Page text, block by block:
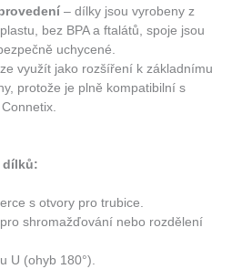
– dílky jsou vyrobeny z
bez BPA a ftalátů, spoje jsou
uchycené.
využít jako rozšíření k základnímu
protože je plně kompatibilní s
dílků:
s otvory pro trubice.
shromažďování nebo rozdělení
U (ohyb 180°).